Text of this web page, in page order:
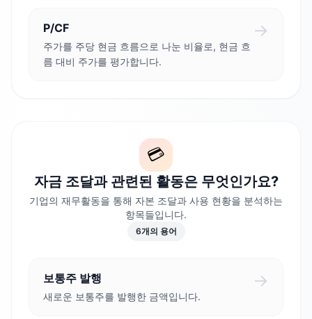
P/CF
주가를 주당 현금 흐름으로 나눈 비율로, 현금 흐
름 대비 주가를 평가합니다.
→
💳
자금 조달과 관련된 활동은 무엇인가요?
기업의 재무활동을 통해 자본 조달과 사용 현황을 분석하는
항목들입니다.
6개의 용어
보통주 발행
새로운 보통주를 발행한 금액입니다.
→